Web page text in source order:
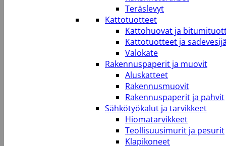
Teräslevyt
Kattotuotteet
Kattohuovat ja
Kattotuotteet ja
Valokate
Rakennuspaperit ja muovit
Aluskatteet
Rakennusmuovit
Rakennuspaperit ja pahvit
Sähkötyökalut ja tarvikkeet
Hiomatarvikkeet
Teollisuusimurit ja pesurit
Klapikoneet